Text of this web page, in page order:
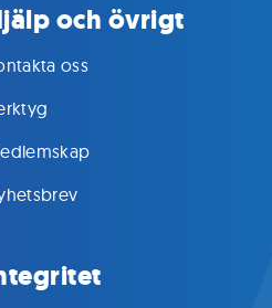
och övrigt
oss